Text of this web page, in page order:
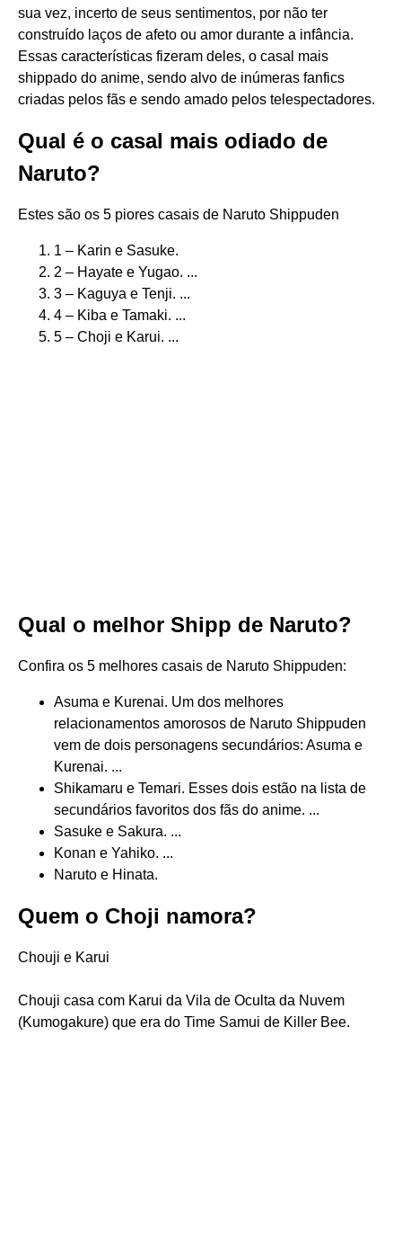
sua vez, incerto de seus sentimentos, por não ter
construído laços de afeto ou amor durante a infância.
Essas características fizeram deles, o casal mais
shippado do anime, sendo alvo de inúmeras fanfics
criadas pelos fãs e sendo amado pelos telespectadores.
Qual é o casal mais odiado de
Naruto?
Estes são os 5 piores casais de Naruto Shippuden
1 – Karin e Sasuke.
2 – Hayate e Yugao. ...
3 – Kaguya e Tenji. ...
4 – Kiba e Tamaki. ...
5 – Choji e Karui. ...
Qual o melhor Shipp de Naruto?
Confira os 5 melhores casais de Naruto Shippuden:
Asuma e Kurenai. Um dos melhores
relacionamentos amorosos de Naruto Shippuden
vem de dois personagens secundários: Asuma e
Kurenai. ...
Shikamaru e Temari. Esses dois estão na lista de
secundários favoritos dos fãs do anime. ...
Sasuke e Sakura. ...
Konan e Yahiko. ...
Naruto e Hinata.
Quem o Choji namora?
Chouji e Karui
Chouji casa com Karui da Vila de Oculta da Nuvem
(Kumogakure) que era do Time Samui de Killer Bee.